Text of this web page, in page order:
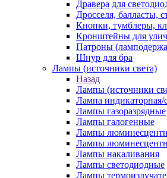
Дравера для
Дросселя, балласты,
Кнопки, тумблеры,
Кронштейны для
Патроны
Шнур для бра
Лампы (источники света)
Назад
Лампы (источники
Лампа индикаторная/
Лампы газоразрядные
Лампы галогенные
Лампы
Лампы
Лампы накаливания
Лампы светодиодные
Лампы